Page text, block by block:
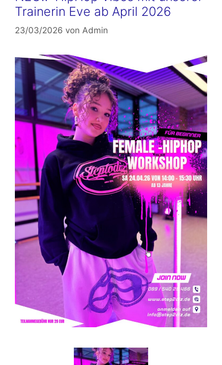
Trainerin Eve ab April 2026
23/03/2026 von Admin